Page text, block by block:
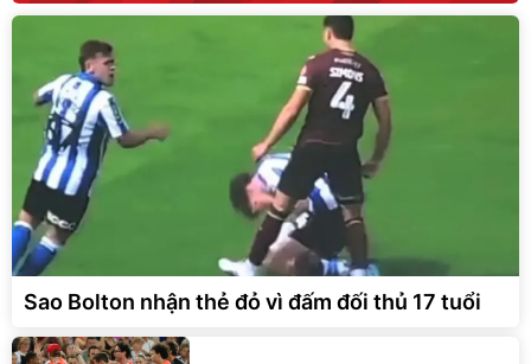
Sao Bolton nhận thẻ đỏ vì đấm đối thủ 17 tuổi